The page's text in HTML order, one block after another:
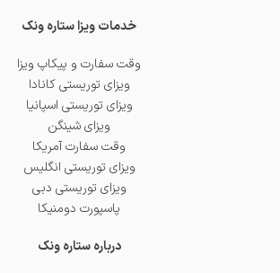
خدمات ویزا ستاره ونک
وقت سفارت و پیکاپ ویزا
ویزای توریستی کانادا
ویزای توریستی اسپانیا
ویزای شینگن
وقت سفارت آمریکا
ویزای توریستی انگلیس
ویزای توریستی دبی
پاسپورت دومنیکا
درباره ستاره ونک